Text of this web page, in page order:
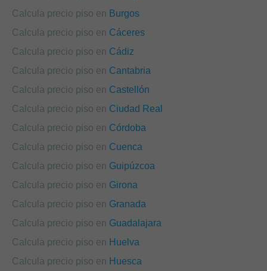
Calcula precio piso en Burgos
Calcula precio piso en Cáceres
Calcula precio piso en Cádiz
Calcula precio piso en Cantabria
Calcula precio piso en Castellón
Calcula precio piso en Ciudad Real
Calcula precio piso en Córdoba
Calcula precio piso en Cuenca
Calcula precio piso en Guipúzcoa
Calcula precio piso en Girona
Calcula precio piso en Granada
Calcula precio piso en Guadalajara
Calcula precio piso en Huelva
Calcula precio piso en Huesca